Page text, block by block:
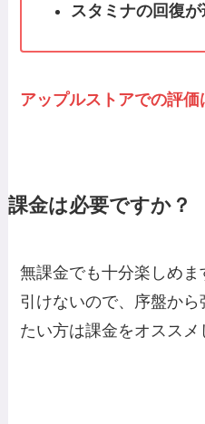
スタミナの回復が
アップルストアでの評価
課金は必要ですか？
無課金でも十分楽しめ
引けないので、序盤か
たい方は課金をオススメ